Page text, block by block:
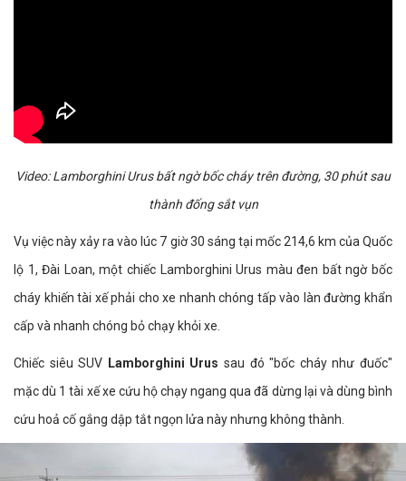
Video: Lamborghini Urus bất ngờ bốc cháy trên đường, 30 phút sau
thành đống sắt vụn
Vụ việc này xảy ra vào lúc 7 giờ 30 sáng tại mốc 214,6 km của Quốc
lộ 1, Đài Loan, một chiếc Lamborghini Urus màu đen bất ngờ bốc
cháy khiến tài xế phải cho xe nhanh chóng tấp vào làn đường khẩn
cấp và nhanh chóng bỏ chạy khỏi xe.
Chiếc siêu SUV Lamborghini Urus sau đó "bốc cháy như đuốc"
mặc dù 1 tài xế xe cứu hộ chạy ngang qua đã dừng lại và dùng bình
cứu hoả cố gắng dập tắt ngọn lửa này nhưng không thành.